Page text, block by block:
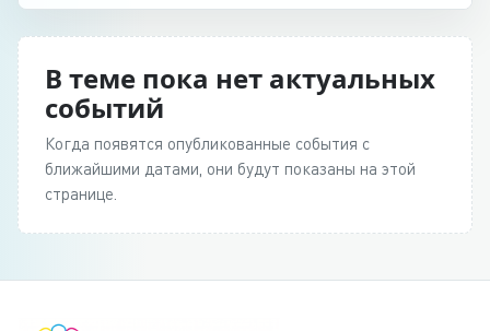
В теме пока нет актуальных
событий
Когда появятся опубликованные события с
ближайшими датами, они будут показаны на этой
странице.